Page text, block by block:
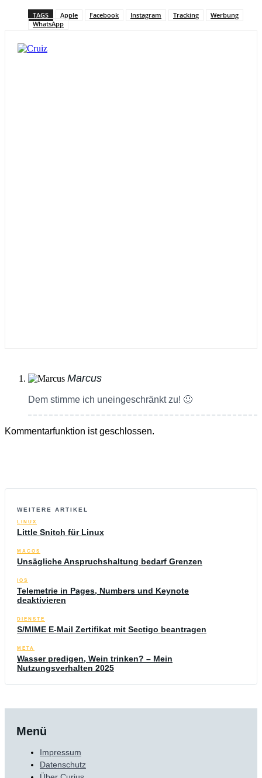
TAGS Apple Facebook Instagram Tracking
Werbung
WhatsApp
Marcus
Dem stimme ich uneingeschränkt zu! 🙂
Kommentarfunktion ist geschlossen.
WEITERE ARTIKEL
LINUX
Little Snitch für Linux
MACOS
Unsägliche Anspruchshaltung bedarf Grenzen
IOS
Telemetrie in Pages, Numbers und Keynote
deaktivieren
DIENSTE
S/MIME E-Mail Zertifikat mit Sectigo beantragen
META
Wasser predigen, Wein trinken? – Mein
Nutzungsverhalten 2025
Menü
Impressum
Datenschutz